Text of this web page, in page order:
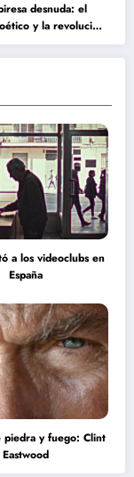
desnuda: el
y la revolución
de Jean Rollin
a los videoclubs en
España
piedra y fuego: Clint
Eastwood